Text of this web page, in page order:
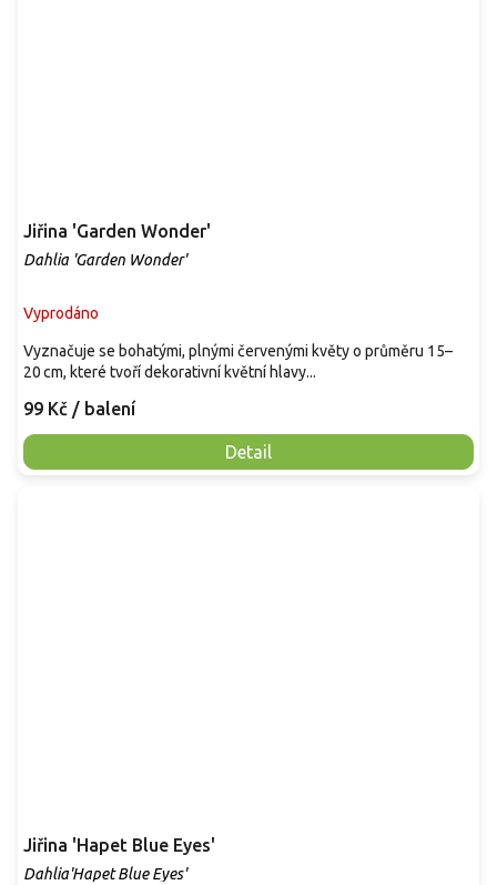
Jiřina 'Garden Wonder'
Dahlia 'Garden Wonder'
Vyprodáno
99 Kč / balení
Detail
Vyznačuje se bohatými, plnými červenými květy o průměru 15–
20 cm, které tvoří dekorativní květní hlavy...
Jiřina 'Hapet Blue Eyes'
Dahlia'Hapet Blue Eyes'